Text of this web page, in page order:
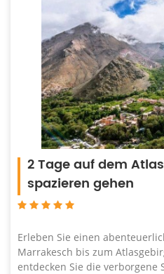
2 Tage auf dem
spazieren gehen
Erleben Sie einen
Marrakesch bis zum
entdecken Sie die